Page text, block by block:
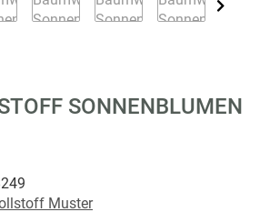
SONNENBLUMEN
Muster